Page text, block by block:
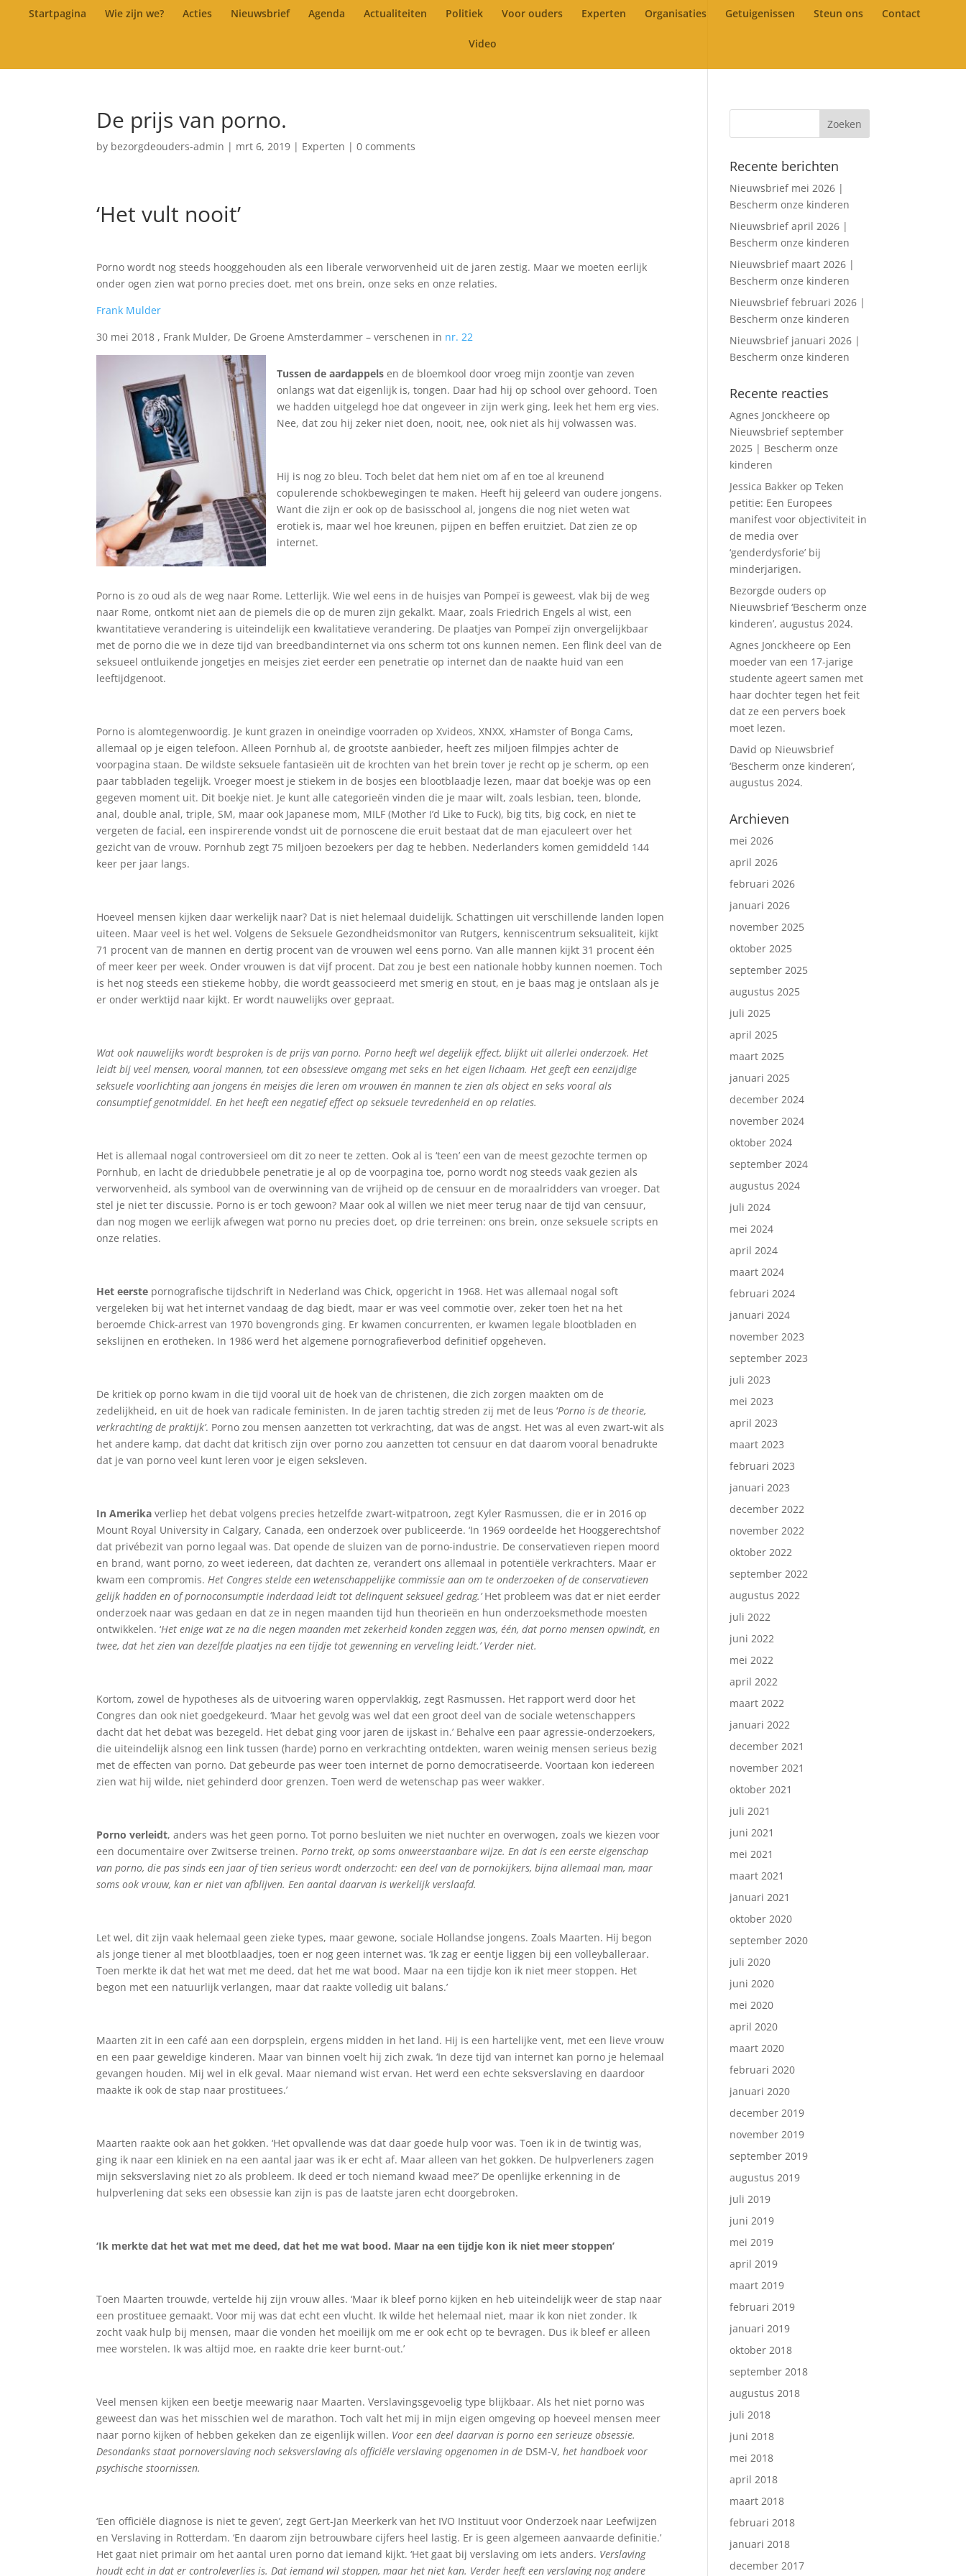
Startpagina Wie zijn we? Acties Nieuwsbrief Agenda Actualiteiten Politiek Voor ouders Experten Organisaties Getuigenissen Steun ons Contact
Video
De prijs van porno.
by bezorgdeouders-admin | mrt 6, 2019 | Experten |0 comments
‘Het vult nooit’
Porno wordt nog steeds hooggehouden als een liberale verworvenheid uit de jaren zestig. Maar we moeten eerlijk
onder ogen zien wat porno precies doet, met ons brein, onze seks en onze relaties.
Frank Mulder
30 mei 2018 , Frank Mulder, De Groene Amsterdammer – verschenen in nr. 22
Tussen de aardappels en de bloemkool door vroeg mijn zoontje van zeven
onlangs wat dat eigenlijk is, tongen. Daar had hij op school over gehoord. Toen
we hadden uitgelegd hoe dat ongeveer in zijn werk ging, leek het hem erg vies.
Nee, dat zou hij zeker niet doen, nooit, nee, ook niet als hij volwassen was.
Hij is nog zo bleu. Toch belet dat hem niet om af en toe al kreunend
copulerende schokbewegingen te maken. Heeft hij geleerd van oudere jongens.
Want die zijn er ook op de basisschool al, jongens die nog niet weten wat
erotiek is, maar wel hoe kreunen, pijpen en beffen eruitziet. Dat zien ze op
internet.
Porno is zo oud als de weg naar Rome. Letterlijk. Wie wel eens in de huisjes van Pompeï is geweest, vlak bij de weg
naar Rome, ontkomt niet aan de piemels die op de muren zijn gekalkt. Maar, zoals Friedrich Engels al wist, een
kwantitatieve verandering is uiteindelijk een kwalitatieve verandering. De plaatjes van Pompeï zijn onvergelijkbaar
met de porno die we in deze tijd van breedbandinternet via ons scherm tot ons kunnen nemen. Een flink deel van de
seksueel ontluikende jongetjes en meisjes ziet eerder een penetratie op internet dan de naakte huid van een
leeftijdgenoot.
Porno is alomtegenwoordig. Je kunt grazen in oneindige voorraden op Xvideos, XNXX, xHamster of Bonga Cams,
allemaal op je eigen telefoon. Alleen Pornhub al, de grootste aanbieder, heeft zes miljoen filmpjes achter de
voorpagina staan. De wildste seksuele fantasieën uit de krochten van het brein tover je recht op je scherm, op een
paar tabbladen tegelijk. Vroeger moest je stiekem in de bosjes een blootblaadje lezen, maar dat boekje was op een
gegeven moment uit. Dit boekje niet. Je kunt alle categorieën vinden die je maar wilt, zoals lesbian, teen, blonde,
anal, double anal, triple, SM, maar ook Japanese mom, MILF (Mother I’d Like to Fuck), big tits, big cock, en niet te
vergeten de facial, een inspirerende vondst uit de pornoscene die eruit bestaat dat de man ejaculeert over het
gezicht van de vrouw. Pornhub zegt 75 miljoen bezoekers per dag te hebben. Nederlanders komen gemiddeld 144
keer per jaar langs.
Hoeveel mensen kijken daar werkelijk naar? Dat is niet helemaal duidelijk. Schattingen uit verschillende landen lopen
uiteen. Maar veel is het wel. Volgens de Seksuele Gezondheidsmonitor van Rutgers, kenniscentrum seksualiteit, kijkt
71 procent van de mannen en dertig procent van de vrouwen wel eens porno. Van alle mannen kijkt 31 procent één
of meer keer per week. Onder vrouwen is dat vijf procent. Dat zou je best een nationale hobby kunnen noemen. Toch
is het nog steeds een stiekeme hobby, die wordt geassocieerd met smerig en stout, en je baas mag je ontslaan als je
er onder werktijd naar kijkt. Er wordt nauwelijks over gepraat.
Wat ook nauwelijks wordt besproken is de prijs van porno. Porno heeft wel degelijk effect, blijkt uit allerlei onderzoek. Het
leidt bij veel mensen, vooral mannen, tot een obsessieve omgang met seks en het eigen lichaam. Het geeft een eenzijdige
seksuele voorlichting aan jongens én meisjes die leren om vrouwen én mannen te zien als object en seks vooral als
consumptief genotmiddel. En het heeft een negatief effect op seksuele tevredenheid en op relaties.
Het is allemaal nogal controversieel om dit zo neer te zetten. Ook al is ‘teen’ een van de meest gezochte termen op
Pornhub, en lacht de driedubbele penetratie je al op de voorpagina toe, porno wordt nog steeds vaak gezien als
verworvenheid, als symbool van de overwinning van de vrijheid op de censuur en de moraalridders van vroeger. Dat
stel je niet ter discussie. Porno is er toch gewoon? Maar ook al willen we niet meer terug naar de tijd van censuur,
dan nog mogen we eerlijk afwegen wat porno nu precies doet, op drie terreinen: ons brein, onze seksuele scripts en
onze relaties.
Het eerste pornografische tijdschrift in Nederland was Chick, opgericht in 1968. Het was allemaal nogal soft
vergeleken bij wat het internet vandaag de dag biedt, maar er was veel commotie over, zeker toen het na het
beroemde Chick-arrest van 1970 bovengronds ging. Er kwamen concurrenten, er kwamen legale blootbladen en
sekslijnen en erotheken. In 1986 werd het algemene pornografieverbod definitief opgeheven.
De kritiek op porno kwam in die tijd vooral uit de hoek van de christenen, die zich zorgen maakten om de
zedelijkheid, en uit de hoek van radicale feministen. In de jaren tachtig streden zij met de leus ‘Porno is de theorie,
verkrachting de praktijk’. Porno zou mensen aanzetten tot verkrachting, dat was de angst. Het was al even zwart-wit als
het andere kamp, dat dacht dat kritisch zijn over porno zou aanzetten tot censuur en dat daarom vooral benadrukte
dat je van porno veel kunt leren voor je eigen seksleven.
In Amerika verliep het debat volgens precies hetzelfde zwart-witpatroon, zegt Kyler Rasmussen, die er in 2016 op
Mount Royal University in Calgary, Canada, een onderzoek over publiceerde. ‘In 1969 oordeelde het Hooggerechtshof
dat privébezit van porno legaal was. Dat opende de sluizen van de porno-industrie. De conservatieven riepen moord
en brand, want porno, zo weet iedereen, dat dachten ze, verandert ons allemaal in potentiële verkrachters. Maar er
kwam een compromis.Het Congres stelde een wetenschappelijke commissie aan om te onderzoeken of de conservatieven
gelijk hadden en of pornoconsumptie inderdaad leidt tot delinquent seksueel gedrag.’Het probleem was dat er niet eerder
onderzoek naar was gedaan en dat ze in negen maanden tijd hun theorieën en hun onderzoeksmethode moesten
ontwikkelen. ‘Het enige wat ze na die negen maanden met zekerheid konden zeggen was, één, dat porno mensen opwindt, en
twee, dat het zien van dezelfde plaatjes na een tijdje tot gewenning en verveling leidt.’ Verder niet.
Kortom, zowel de hypotheses als de uitvoering waren oppervlakkig, zegt Rasmussen. Het rapport werd door het
Congres dan ook niet goedgekeurd. ‘Maar het gevolg was wel dat een groot deel van de sociale wetenschappers
dacht dat het debat was bezegeld. Het debat ging voor jaren de ijskast in.’ Behalve een paar agressie-onderzoekers,
die uiteindelijk alsnog een link tussen (harde) porno en verkrachting ontdekten, waren weinig mensen serieus bezig
met de effecten van porno. Dat gebeurde pas weer toen internet de porno democratiseerde. Voortaan kon iedereen
zien wat hij wilde, niet gehinderd door grenzen. Toen werd de wetenschap pas weer wakker.
Porno verleidt, anders was het geen porno. Tot porno besluiten we niet nuchter en overwogen, zoals we kiezen voor
een documentaire over Zwitserse treinen.Porno trekt, op soms onweerstaanbare wijze. En dat is een eerste eigenschap
van porno, die pas sinds een jaar of tien serieus wordt onderzocht: een deel van de pornokijkers, bijna allemaal man, maar
soms ook vrouw, kan er niet van afblijven. Een aantal daarvan is werkelijk verslaafd.
Let wel, dit zijn vaak helemaal geen zieke types, maar gewone, sociale Hollandse jongens. Zoals Maarten. Hij begon
als jonge tiener al met blootblaadjes, toen er nog geen internet was. ‘Ik zag er eentje liggen bij een volleyballeraar.
Toen merkte ik dat het wat met me deed, dat het me wat bood. Maar na een tijdje kon ik niet meer stoppen. Het
begon met een natuurlijk verlangen, maar dat raakte volledig uit balans.’
Maarten zit in een café aan een dorpsplein, ergens midden in het land. Hij is een hartelijke vent, met een lieve vrouw
en een paar geweldige kinderen. Maar van binnen voelt hij zich zwak. ‘In deze tijd van internet kan porno je helemaal
gevangen houden. Mij wel in elk geval. Maar niemand wist ervan. Het werd een echte seksverslaving en daardoor
maakte ik ook de stap naar prostituees.’
Maarten raakte ook aan het gokken. ‘Het opvallende was dat daar goede hulp voor was. Toen ik in de twintig was,
ging ik naar een kliniek en na een aantal jaar was ik er echt af. Maar alleen van het gokken. De hulpverleners zagen
mijn seksverslaving niet zo als probleem. Ik deed er toch niemand kwaad mee?’ De openlijke erkenning in de
hulpverlening dat seks een obsessie kan zijn is pas de laatste jaren echt doorgebroken.
‘Ik merkte dat het wat met me deed, dat het me wat bood. Maar na een tijdje kon ik niet meer stoppen’
Toen Maarten trouwde, vertelde hij zijn vrouw alles. ‘Maar ik bleef porno kijken en heb uiteindelijk weer de stap naar
een prostituee gemaakt. Voor mij was dat echt een vlucht. Ik wilde het helemaal niet, maar ik kon niet zonder. Ik
zocht vaak hulp bij mensen, maar die vonden het moeilijk om me er ook echt op te bevragen. Dus ik bleef er alleen
mee worstelen. Ik was altijd moe, en raakte drie keer burnt-out.’
Veel mensen kijken een beetje meewarig naar Maarten. Verslavingsgevoelig type blijkbaar. Als het niet porno was
geweest dan was het misschien wel de marathon. Toch valt het mij in mijn eigen omgeving op hoeveel mensen meer
naar porno kijken of hebben gekeken dan ze eigenlijk willen. Voor een deel daarvan is porno een serieuze obsessie.
Desondanks staat pornoverslaving noch seksverslaving als officiële verslaving opgenomen in de DSM-V, het handboek voor
psychische stoornissen.
‘Een officiële diagnose is niet te geven’, zegt Gert-Jan Meerkerk van het IVO Instituut voor Onderzoek naar Leefwijzen
en Verslaving in Rotterdam. ‘En daarom zijn betrouwbare cijfers heel lastig. Er is geen algemeen aanvaarde definitie.’
Het gaat niet primair om het aantal uren porno dat iemand kijkt. ‘Het gaat bij verslaving om iets anders. Verslaving
houdt echt in dat er controleverlies is. Dat iemand wil stoppen, maar het niet kan. Verder heeft een verslaving nog andere
Recente berichten
Nieuwsbrief mei 2026 |
Bescherm onze kinderen
Nieuwsbrief april 2026 |
Bescherm onze kinderen
Nieuwsbrief maart 2026 |
Bescherm onze kinderen
Nieuwsbrief februari 2026 |
Bescherm onze kinderen
Nieuwsbrief januari 2026 |
Bescherm onze kinderen
Recente reacties
Agnes Jonckheere op
Nieuwsbrief september
2025 | Bescherm onze
kinderen
Jessica Bakker opTeken
petitie: Een Europees
manifest voor objectiviteit in
de media over
‘genderdysforie’ bij
minderjarigen.
Bezorgde ouders op
Nieuwsbrief ‘Bescherm onze
kinderen’, augustus 2024.
Agnes Jonckheere op Een
moeder van een 17-jarige
studente ageert samen met
haar dochter tegen het feit
dat ze een pervers boek
moet lezen.
David op Nieuwsbrief
‘Bescherm onze kinderen’,
augustus 2024.
Archieven
mei 2026
april 2026
februari 2026
januari 2026
november 2025
oktober 2025
september 2025
augustus 2025
juli 2025
april 2025
maart 2025
januari 2025
december 2024
november 2024
oktober 2024
september 2024
augustus 2024
juli 2024
mei 2024
april 2024
maart 2024
februari 2024
januari 2024
november 2023
september 2023
juli 2023
mei 2023
april 2023
maart 2023
februari 2023
januari 2023
december 2022
november 2022
oktober 2022
september 2022
augustus 2022
juli 2022
juni 2022
mei 2022
april 2022
maart 2022
januari 2022
december 2021
november 2021
oktober 2021
juli 2021
juni 2021
mei 2021
maart 2021
januari 2021
oktober 2020
september 2020
juli 2020
juni 2020
mei 2020
april 2020
maart 2020
februari 2020
januari 2020
december 2019
november 2019
september 2019
augustus 2019
juli 2019
juni 2019
mei 2019
april 2019
maart 2019
februari 2019
januari 2019
oktober 2018
september 2018
augustus 2018
juli 2018
juni 2018
mei 2018
april 2018
maart 2018
februari 2018
januari 2018
december 2017
Inschrijven nieuwsbrief.